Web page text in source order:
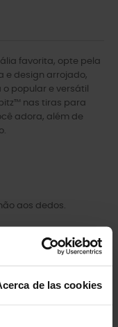
de las cookies
favorita, opte pela
e design arrojado,
popular e versátil
nas tiras para
adora, além de
aos dedos.
de 36 graus.